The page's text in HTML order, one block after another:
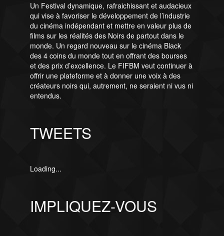
Un Festival dynamique, rafraichissant et audacieux
qui vise à favoriser le développement de l’industrie
du cinéma indépendant et mettre en valeur plus de
films sur les réalités des Noirs de partout dans le
monde. Un regard nouveau sur le cinéma Black
des 4 coins du monde tout en offrant des bourses
et des prix d’excellence. Le FIFBM veut continuer à
offrir une plateforme et à donner une voix à des
créateurs noirs qui, autrement, ne seraient ni vus ni
entendus.
TWEETS
Loading...
IMPLIQUEZ-VOUS